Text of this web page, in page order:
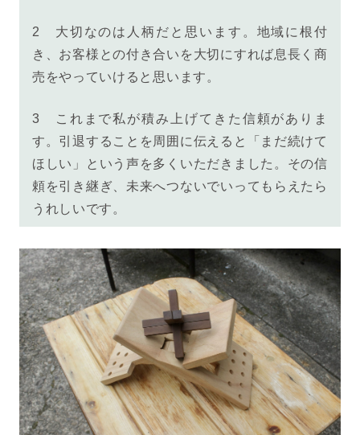
2 大切なのは人柄だと思います。地域に根付
き、お客様との付き合いを大切にすれば息長く商
売をやっていけると思います。
3
これまで私が積み上げてきた信頼がありま
す。引退することを周囲に伝えると「まだ続けて
ほしい」という声を多くいただきました。その信
頼を引き継ぎ、未来へつないでいってもらえたら
うれしいです。